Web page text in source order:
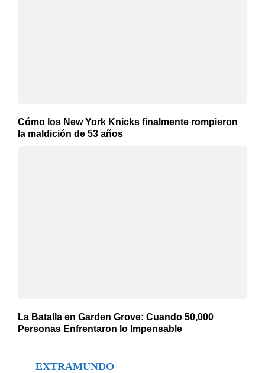
Cómo los New York Knicks finalmente rompieron
la maldición de 53 años
La Batalla en Garden Grove: Cuando 50,000
Personas Enfrentaron lo Impensable
EXTRAMUNDO